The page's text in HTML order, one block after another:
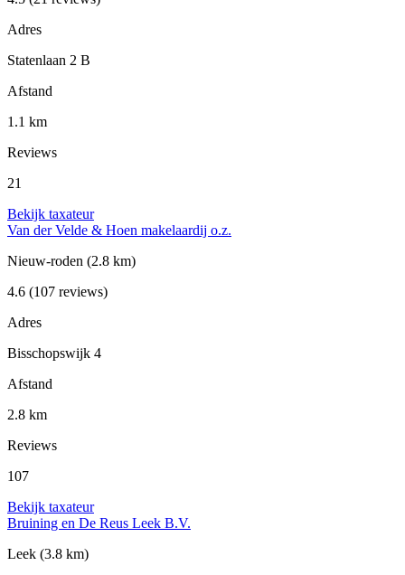
Adres
Statenlaan 2 B
Afstand
1.1 km
Reviews
21
Bekijk taxateur
Van der Velde & Hoen makelaardij o.z.
Nieuw-roden (2.8 km)
4.6 (107 reviews)
Adres
Bisschopswijk 4
Afstand
2.8 km
Reviews
107
Bekijk taxateur
Bruining en De Reus Leek B.V.
Leek (3.8 km)